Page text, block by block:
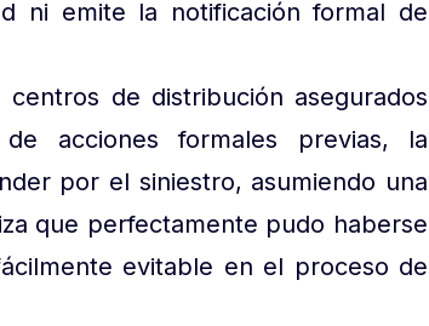
ni emite la notificación formal de
de distribución asegurados
acciones formales previas, la
por el siniestro, asumiendo una
que perfectamente pudo haberse
evitable en el proceso de